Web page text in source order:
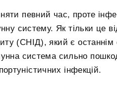
певний час, проте
систему. Як тільки це
(СНІД), який є
система сильно
інфекцій.